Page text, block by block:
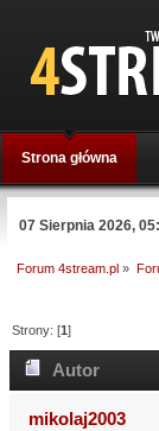
Strona główna
07 Sierpnia 2026,
Forum 4stream.pl »
Strony: [1]
Autor
mikolaj2003